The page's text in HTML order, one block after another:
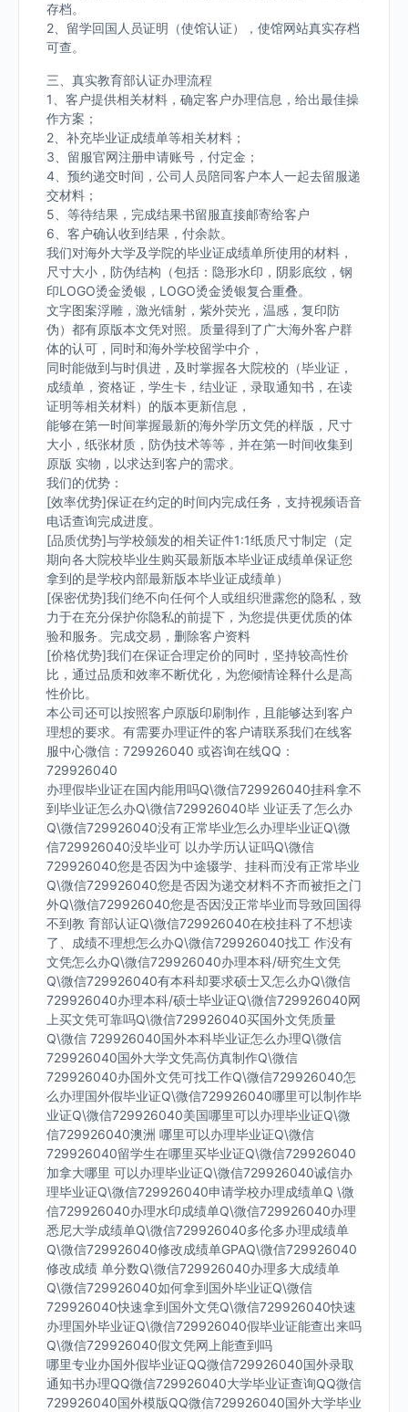
存档。
2、留学回国人员证明（使馆认证），使馆网站真实存档
可查。
三、真实教育部认证办理流程
1、客户提供相关材料，确定客户办理信息，给出最佳操
作方案；
2、补充毕业证成绩单等相关材料；
3、留服官网注册申请账号，付定金；
4、预约递交时间，公司人员陪同客户本人一起去留服递
交材料；
5、等待结果，完成结果书留服直接邮寄给客户
6、客户确认收到结果，付余款。
我们对海外大学及学院的毕业证成绩单所使用的材料，
尺寸大小，防伪结构（包括：隐形水印，阴影底纹，钢
印LOGO烫金烫银，LOGO烫金烫银复合重叠。
文字图案浮雕，激光镭射，紫外荧光，温感，复印防
伪）都有原版本文凭对照。质量得到了广大海外客户群
体的认可，同时和海外学校留学中介，
同时能做到与时俱进，及时掌握各大院校的（毕业证，
成绩单，资格证，学生卡，结业证，录取通知书，在读
证明等相关材料）的版本更新信息，
能够在第一时间掌握最新的海外学历文凭的样版，尺寸
大小，纸张材质，防伪技术等等，并在第一时间收集到
原版 实物，以求达到客户的需求。
我们的优势：
[效率优势]保证在约定的时间内完成任务，支持视频语音
电话查询完成进度。
[品质优势]与学校颁发的相关证件1:1纸质尺寸制定（定
期向各大院校毕业生购买最新版本毕业证成绩单保证您
拿到的是学校内部最新版本毕业证成绩单）
[保密优势]我们绝不向任何个人或组织泄露您的隐私，致
力于在充分保护你隐私的前提下，为您提供更优质的体
验和服务。完成交易，删除客户资料
[价格优势]我们在保证合理定价的同时，坚持较高性价
比，通过品质和效率不断优化，为您倾情诠释什么是高
性价比。
本公司还可以按照客户原版印刷制作，且能够达到客户
理想的要求。有需要办理证件的客户请联系我们在线客
服中心微信：729926040 或咨询在线QQ：
729926040
办理假毕业证在国内能用吗Q\微信729926040挂科拿不
到毕业证怎么办Q\微信729926040毕 业证丢了怎么办
Q\微信729926040没有正常毕业怎么办理毕业证Q\微
信729926040没毕业可 以办学历认证吗Q\微信
729926040您是否因为中途辍学、挂科而没有正常毕业
Q\微信729926040您是否因为递交材料不齐而被拒之门
外Q\微信729926040您是否因没正常毕业而导致回国得
不到教 育部认证Q\微信729926040在校挂科了不想读
了、成绩不理想怎么办Q\微信729926040找工 作没有
文凭怎么办Q\微信729926040办理本科/研究生文凭
Q\微信729926040有本科却要求硕士又怎么办Q\微信
729926040办理本科/硕士毕业证Q\微信729926040网
上买文凭可靠吗Q\微信729926040买国外文凭质量
Q\微信 729926040国外本科毕业证怎么办理Q\微信
729926040国外大学文凭高仿真制作Q\微信
729926040办国外文凭可找工作Q\微信729926040怎
么办理国外假毕业证Q\微信729926040哪里可以制作毕
业证Q\微信729926040美国哪里可以办理毕业证Q\微
信729926040澳洲 哪里可以办理毕业证Q\微信
729926040留学生在哪里买毕业证Q\微信729926040
加拿大哪里 可以办理毕业证Q\微信729926040诚信办
理毕业证Q\微信729926040申请学校办理成绩单Q \微
信729926040办理水印成绩单Q\微信729926040办理
悉尼大学成绩单Q\微信729926040多伦多办理成绩单
Q\微信729926040修改成绩单GPAQ\微信729926040
修改成绩 单分数Q\微信729926040办理多大成绩单
Q\微信729926040如何拿到国外毕业证Q\微信
729926040快速拿到国外文凭Q\微信729926040快速
办理国外毕业证Q\微信729926040假毕业证能查出来吗
Q\微信729926040假文凭网上能查到吗
哪里专业办国外假毕业证QQ微信729926040国外录取
通知书办理QQ微信729926040大学毕业证查询QQ微信
729926040国外模版QQ微信729926040国外大学毕业